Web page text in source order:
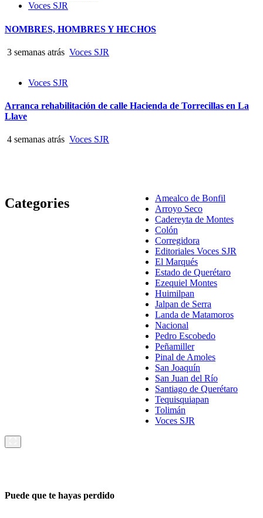
Voces SJR
NOMBRES, HOMBRES Y HECHOS
3 semanas atrás Voces SJR
Voces SJR
Arranca rehabilitación de calle Hacienda de Torrecillas en La
Llave
4 semanas atrás Voces SJR
Categories
Amealco de Bonfil
Arroyo Seco
Cadereyta de Montes
Colón
Corregidora
Editoriales Voces SJR
El Marqués
Estado de Querétaro
Ezequiel Montes
Huimilpan
Jalpan de Serra
Landa de Matamoros
Nacional
Pedro Escobedo
Peñamiller
Pinal de Amoles
San Joaquín
San Juan del Río
Santiago de Querétaro
Tequisquiapan
Tolimán
Voces SJR
Puede que te hayas perdido